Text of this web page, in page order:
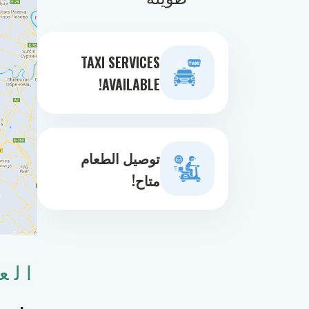
TAXI SERVICES
AVAILABLE!
توصيل الطعام
متاح!